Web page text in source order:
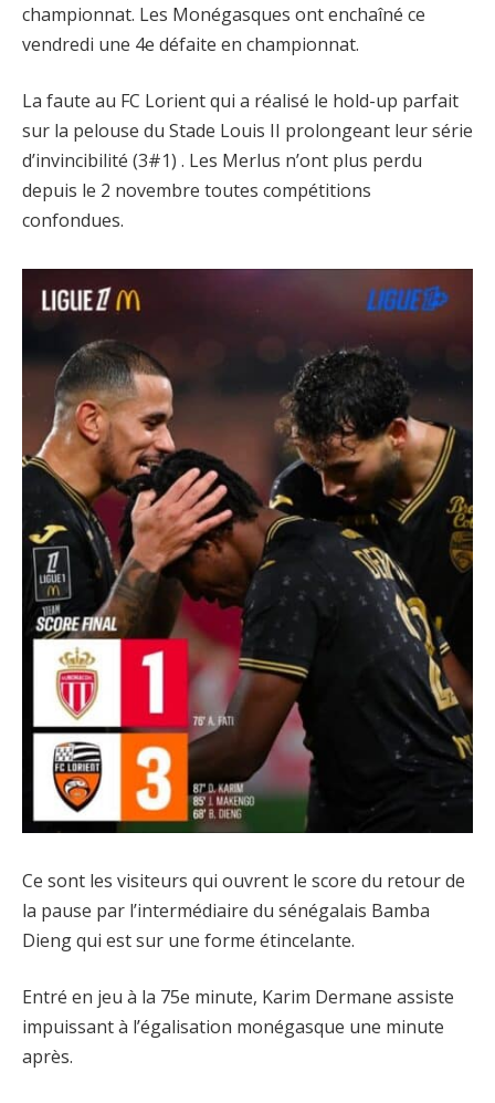
championnat. Les Monégasques ont enchaîné ce
vendredi une 4e défaite en championnat.
La faute au FC Lorient qui a réalisé le hold-up parfait
sur la pelouse du Stade Louis II prolongeant leur série
d’invincibilité (3#1) . Les Merlus n’ont plus perdu
depuis le 2 novembre toutes compétitions
confondues.
Ce sont les visiteurs qui ouvrent le score du retour de
la pause par l’intermédiaire du sénégalais Bamba
Dieng qui est sur une forme étincelante.
Entré en jeu à la 75e minute, Karim Dermane assiste
impuissant à l’égalisation monégasque une minute
après.